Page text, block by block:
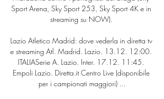
Sport Arena, Sky Sport 253, Sky Sport 4K e in
streaming su NOW).
Lazio Atletico Madrid: dove vederla in diretta tv
e streaming Atl. Madrid. Lazio. 13.12. 12:00.
ITALIASerie A. Lazio. Inter. 17.12. 11:45.
Empoli Lazio. Diretta.it Centro Live (disponibile
per i campionati maggiori) ...